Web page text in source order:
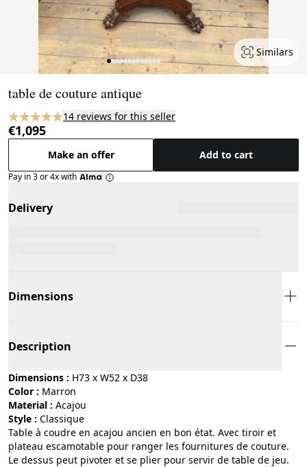
Similars
table de couture antique
14 reviews for this seller
€1,095
Make an offer Add to cart
Pay in 3 or 4x with
Delivery
Dimensions
Description
Dimensions : H73 x W52 x D38
Color :
marron
Material :
acajou
Style :
classique
Table à coudre en acajou ancien en bon état. Avec tiroir et
plateau escamotable pour ranger les fournitures de couture.
Le dessus peut pivoter et se plier pour servir de table de jeu.